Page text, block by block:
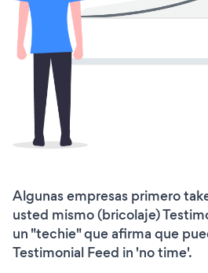
Algunas empresas primero
usted mismo (bricolaje)
un "techie" que afirma que
Testimonial Feed in 'no time'.